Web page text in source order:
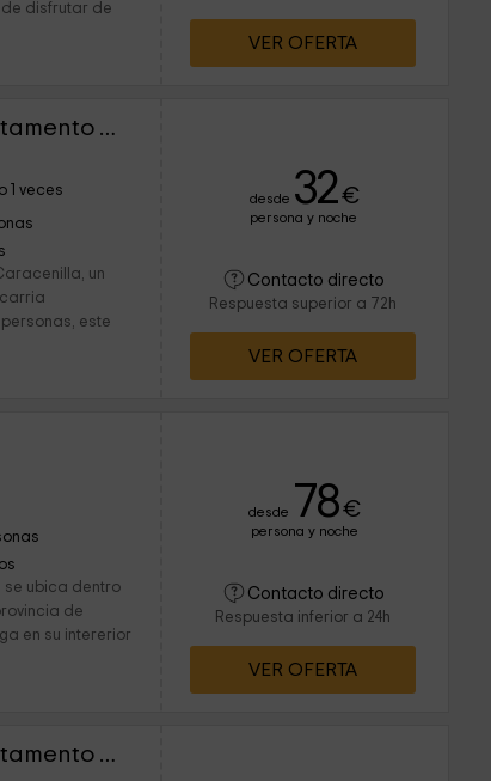
disfrutar de
VER OFERTA
El Mirador del Otero- Apartamento Girasol
1 veces
un
este
desde 32€
persona y noche
Contacto directo
Respuesta superior a 72h
VER OFERTA
se ubica dentro
de
en su intererior
desde 78€
persona y noche
Contacto directo
Respuesta inferior a 24h
VER OFERTA
El Mirador del Otero- Apartamento Olivo